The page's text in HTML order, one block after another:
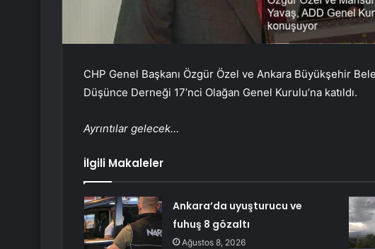
CHP Genel Başkanı Özgür Özel ve Ankara Büyükşehir
Düşünce Derneği 17’nci Olağan Genel Kurulu’na katıldı.
Ayrıntılar gelecek…
İlgili Makaleler
Ankara’da uyuşturucu ve
fuhuş 8 gözaltı
Ağustos 8, 2026